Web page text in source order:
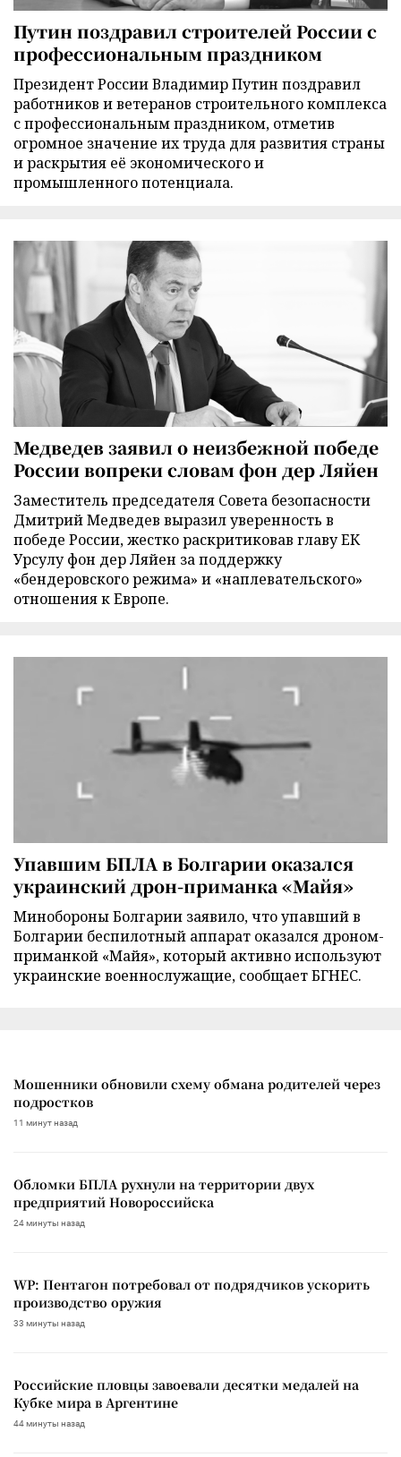
Путин поздравил строителей России с
профессиональным праздником
Президент России Владимир Путин поздравил
работников и ветеранов строительного комплекса
с профессиональным праздником, отметив
огромное значение их труда для развития страны
и раскрытия её экономического и
промышленного потенциала.
Медведев заявил о неизбежной победе
России вопреки словам фон дер Ляйен
Заместитель председателя Совета безопасности
Дмитрий Медведев выразил уверенность в
победе России, жестко раскритиковав главу ЕК
Урсулу фон дер Ляйен за поддержку
«бендеровского режима» и «наплевательского»
отношения к Европе.
Упавшим БПЛА в Болгарии оказался
украинский дрон-приманка «Майя»
Минобороны Болгарии заявило, что упавший в
Болгарии беспилотный аппарат оказался дроном-
приманкой «Майя», который активно используют
украинские военнослужащие, сообщает БГНЕС.
Мошенники обновили схему обмана родителей через
подростков
11 минут назад
Обломки БПЛА рухнули на территории двух
предприятий Новороссийска
24 минуты назад
WP: Пентагон потребовал от подрядчиков ускорить
производство оружия
33 минуты назад
Российские пловцы завоевали десятки медалей на
Кубке мира в Аргентине
44 минуты назад